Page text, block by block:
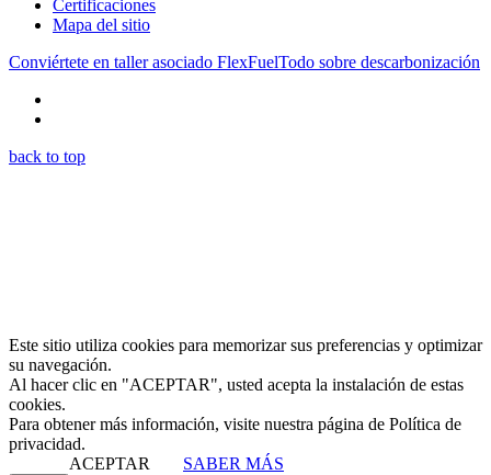
Certificaciones
Mapa del sitio
Conviértete en taller asociado FlexFuelTodo sobre descarbonización
back to top
Este sitio utiliza cookies para memorizar sus preferencias y optimizar
su navegación.
Al hacer clic en "ACEPTAR", usted acepta la instalación de estas
cookies.
Para obtener más información, visite nuestra página de Política de
privacidad.
ACEPTAR
SABER MÁS